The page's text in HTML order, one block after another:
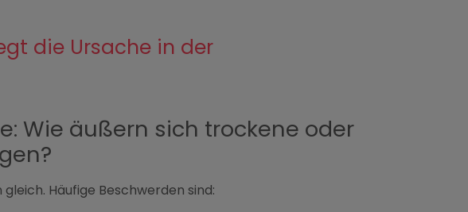
die Ursache in der
Wie äußern sich trockene oder
Häufige Beschwerden sind: